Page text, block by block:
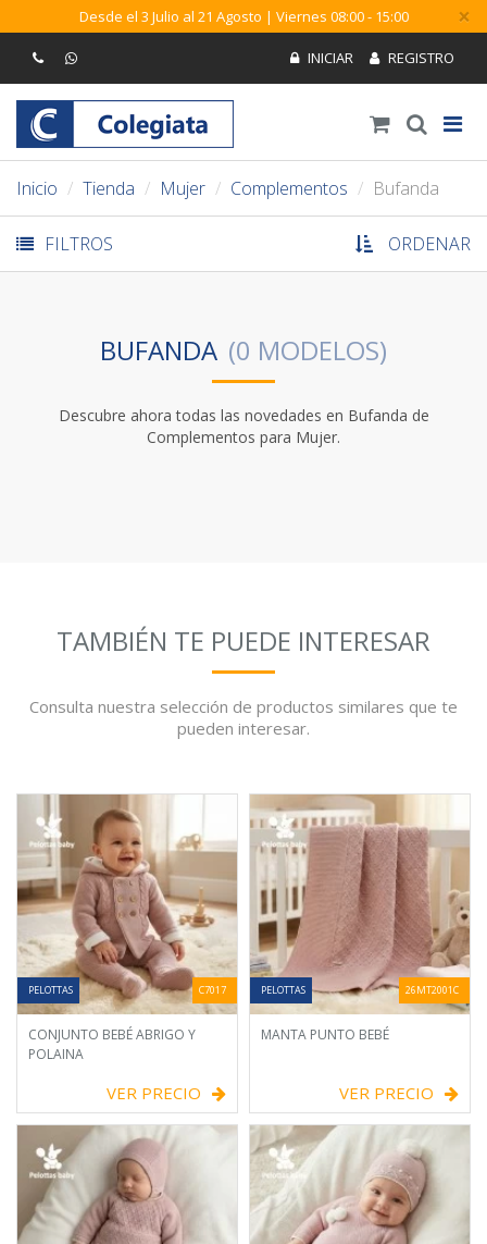
Desde el 3 Julio al 21 Agosto | Viernes 08:00 - 15:00 ×
Inicio Tienda Mujer Complementos Bufanda
FILTROS ORDENAR
BUFANDA
Descubre ahora todas las novedades en Bufanda de
Complementos para Mujer.
TAMBIÉN TE PUEDE INTERESAR
Consulta nuestra selección de productos similares que te
pueden interesar.
PELOTTAS C7017
CONJUNTO BEBÉ ABRIGO Y
POLAINA
VER PRECIO
PELOTTAS 26MT2001C
MANTA PUNTO BEBÉ
VER PRECIO